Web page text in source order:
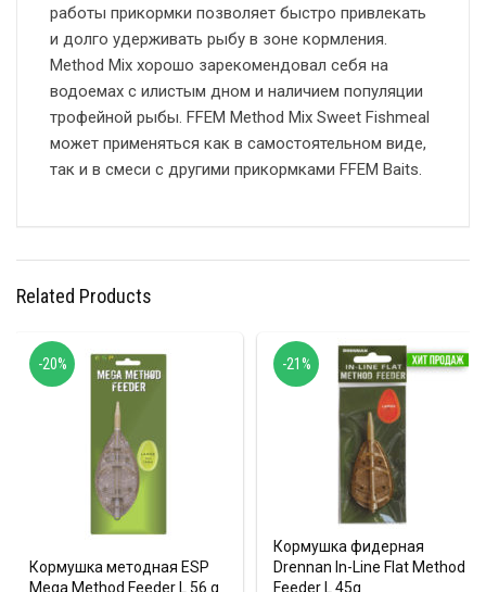
работы прикормки позволяет быстро привлекать
и долго удерживать рыбу в зоне кормления.
Method Mix хорошо зарекомендовал себя на
водоемах с илистым дном и наличием популяции
трофейной рыбы. FFEM Method Mix Sweet Fishmeal
может применяться как в самостоятельном виде,
так и в смеси с другими прикормками FFEM Baits.
Related Products
Кормушка методная ESP
Mega Method Feeder L 56 g
-20%
Кормушка фидерная
Drennan In-Line Flat Method
Feeder L 45g
-21%